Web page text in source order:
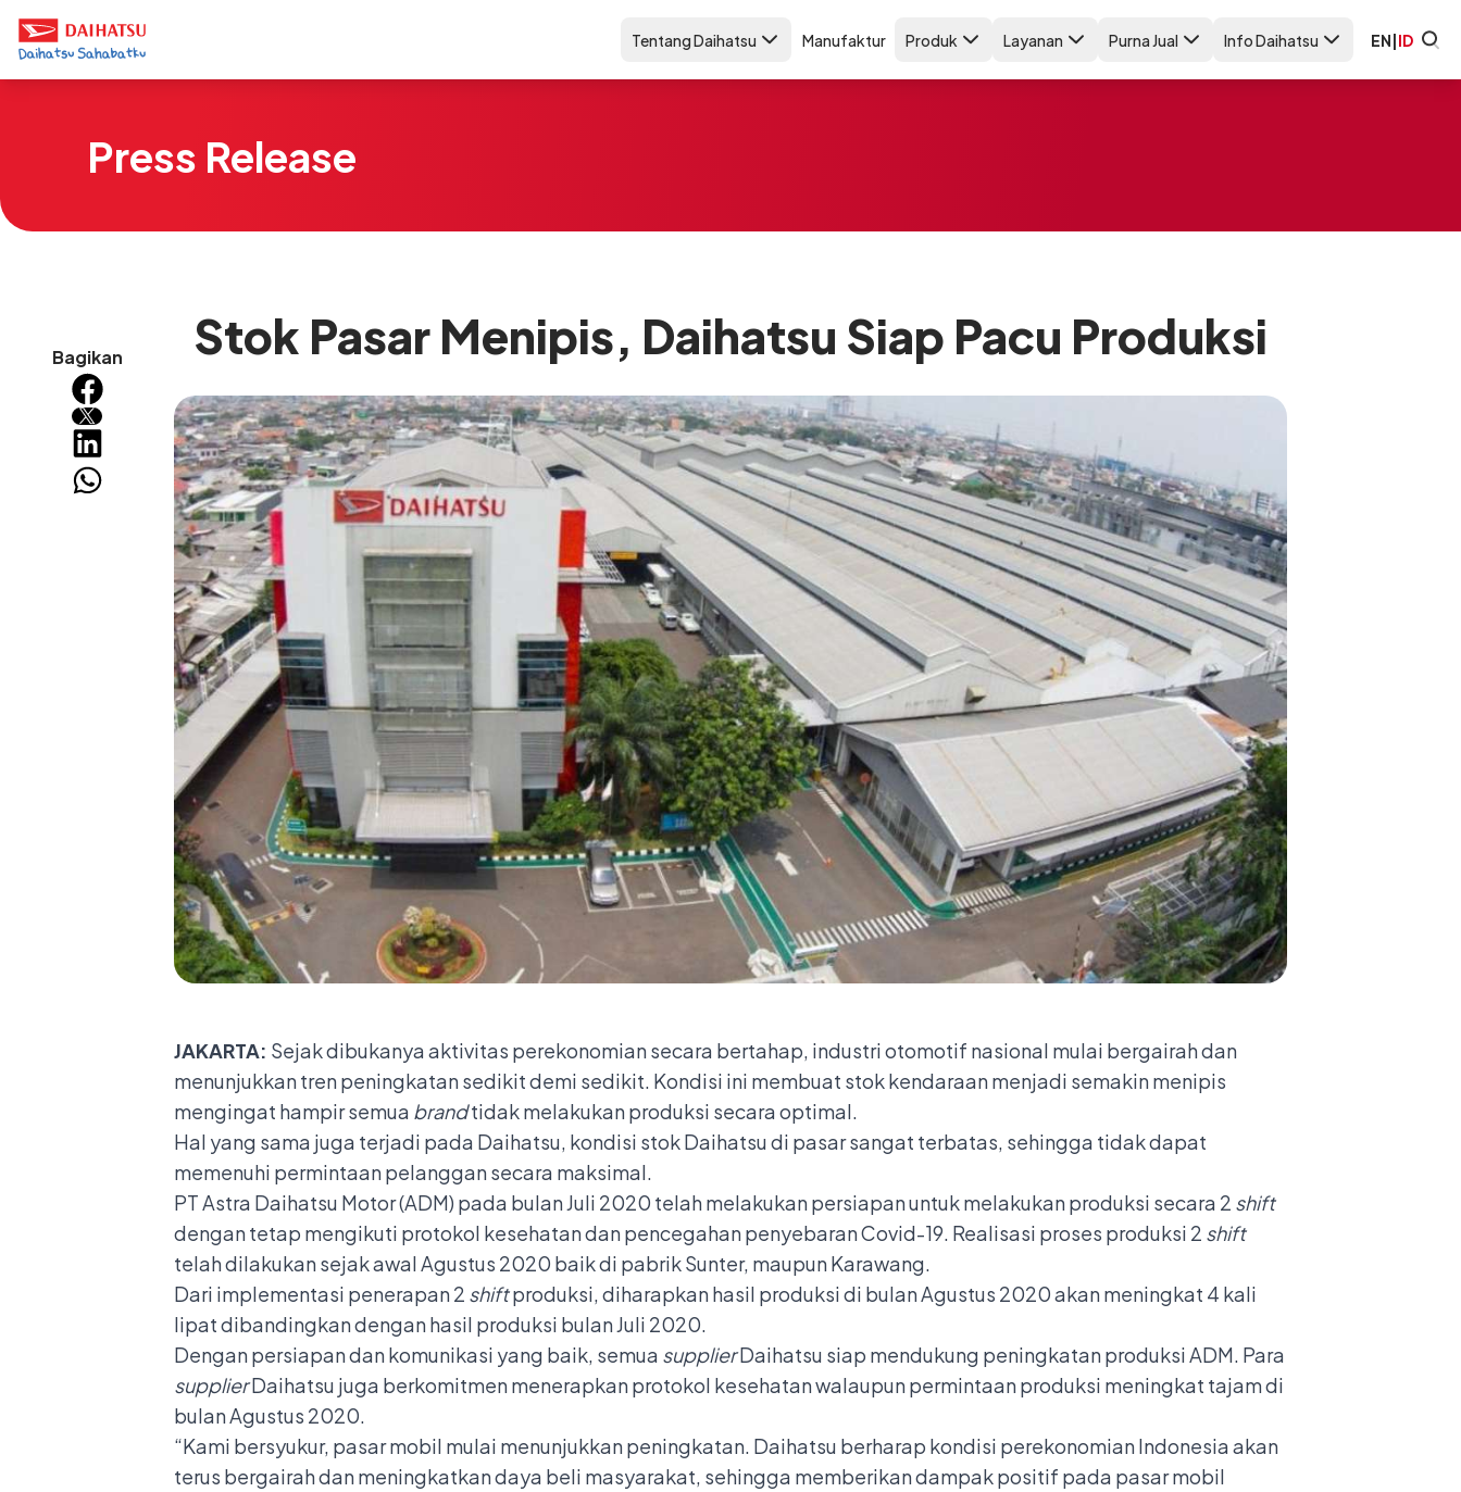
Tentang Daihatsu Manufaktur Produk Layanan Purna Jual Info Daihatsu EN|ID
Press Release
Bagikan Stok Pasar Menipis, Daihatsu Siap Pacu Produksi
JAKARTA: Sejak dibukanya aktivitas perekonomian secara bertahap, industri otomotif nasional mulai bergairah dan
menunjukkan tren peningkatan sedikit demi sedikit. Kondisi ini membuat stok kendaraan menjadi semakin menipis
mengingat hampir semua brandtidak melakukan produksi secara optimal.
Hal yang sama juga terjadi pada Daihatsu, kondisi stok Daihatsu di pasar sangat terbatas, sehingga tidak dapat
memenuhi permintaan pelanggan secara maksimal.
PT Astra Daihatsu Motor (ADM) pada bulan Juli 2020 telah melakukan persiapan untuk melakukan produksi secara 2 shift
dengan tetap mengikuti protokol kesehatan dan pencegahan penyebaran Covid-19. Realisasi proses produksi 2 shift
telah dilakukan sejak awal Agustus 2020 baik di pabrik Sunter, maupun Karawang.
Dari implementasi penerapan 2 shiftproduksi, diharapkan hasil produksi di bulan Agustus 2020 akan meningkat 4 kali
lipat dibandingkan dengan hasil produksi bulan Juli 2020.
Dengan persiapan dan komunikasi yang baik, semua supplierDaihatsu siap mendukung peningkatan produksi ADM. Para
supplierDaihatsu juga berkomitmen menerapkan protokol kesehatan walaupun permintaan produksi meningkat tajam di
bulan Agustus 2020.
“Kami bersyukur, pasar mobil mulai menunjukkan peningkatan. Daihatsu berharap kondisi perekonomian Indonesia akan
terus bergairah dan meningkatkan daya beli masyarakat, sehingga memberikan dampak positif pada pasar mobil